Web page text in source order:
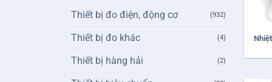
Thiết bị đo điện, động cơ (932)
Thiết bị đo khác (4)
Thiết bị hàng hải (2)